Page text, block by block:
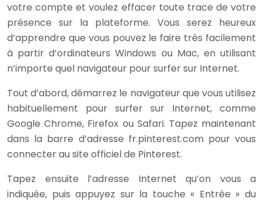
votre compte et voulez effacer toute trace de votre
présence sur la plateforme. Vous serez heureux
d’apprendre que vous pouvez le faire très facilement
à partir d’ordinateurs Windows ou Mac, en utilisant
n’importe quel navigateur pour surfer sur Internet.
Tout d’abord, démarrez le navigateur que vous utilisez
habituellement pour surfer sur Internet, comme
Google Chrome, Firefox ou Safari. Tapez maintenant
dans la barre d’adresse fr.pinterest.com pour vous
connecter au site officiel de Pinterest.
Tapez ensuite l’adresse Internet qu’on vous a
indiquée, puis appuyez sur la touche « Entrée » du